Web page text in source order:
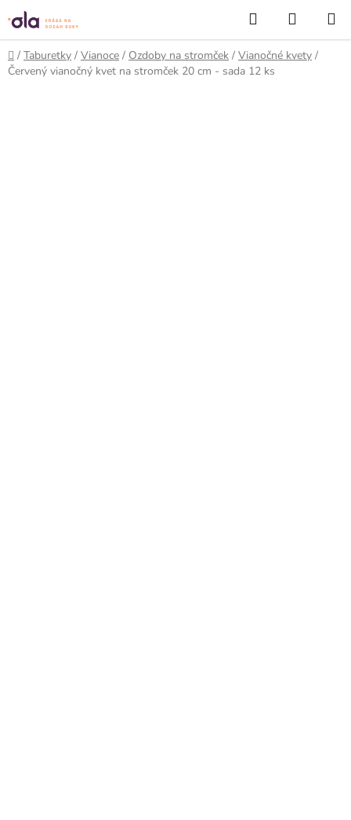
Prejsť
na
obsah
Hľadať
KOŠÍK
Domov
/ Taburetky / Vianoce / Ozdoby na stromček / Vianočné kvety /
Červený vianočný kvet na stromček 20 cm - sada 12 ks